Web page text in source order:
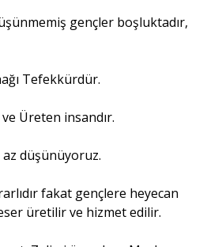
gençler boşluktadır,
Tefekkürdür.
Üreten insandır.
az düşünüyoruz.
fakat gençlere heyecan
üretilir ve hizmet edilir.